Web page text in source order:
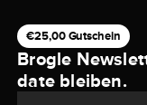
€25,00 Gutschein
Brogle
date bleiben.